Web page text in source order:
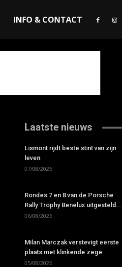
INFO & CONTACT
Laatste nieuws
Lismont rijdt beste stint van zijn
leven
07/08/2026
Rondes 7 en 8 van de Porsche
Rally Trophy Benelux uitgesteld...
06/08/2026
Milan Marczak verstevigt eerste
plaats met klinkende zege
05/08/2026